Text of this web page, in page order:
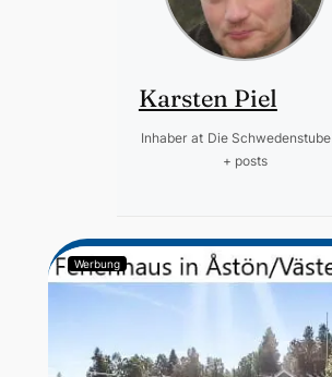
Karsten Piel
Inhaber at Die Schwedenstube
+ posts
Werbung